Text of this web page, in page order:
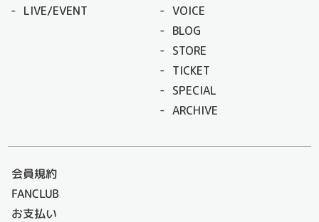
LIVE/EVENT
VOICE
BLOG
STORE
TICKET
SPECIAL
ARCHIVE
会員規約
FANCLUB
お支払い